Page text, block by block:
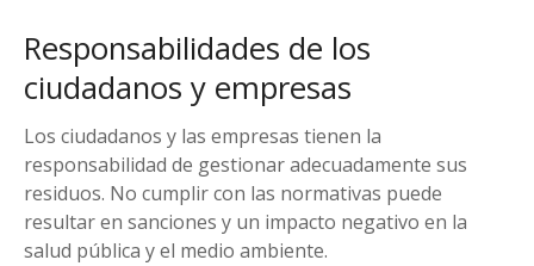
Responsabilidades de los
ciudadanos y empresas
Los ciudadanos y las empresas tienen la
responsabilidad de gestionar adecuadamente sus
residuos. No cumplir con las normativas puede
resultar en sanciones y un impacto negativo en la
salud pública y el medio ambiente.